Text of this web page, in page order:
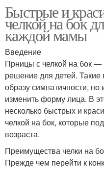
Быстрые и
челкой на бок
каждой мамы
Введение
Прницы с челкой на бок —
решение для детей. Такие
образу симпатичности,
изменить форму лица. В
несколько быстрых и
челкой на бок, которые
возраста.
Преимущества челки на
Прежде чем перейти к